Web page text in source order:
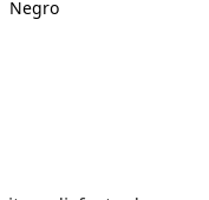
Negro